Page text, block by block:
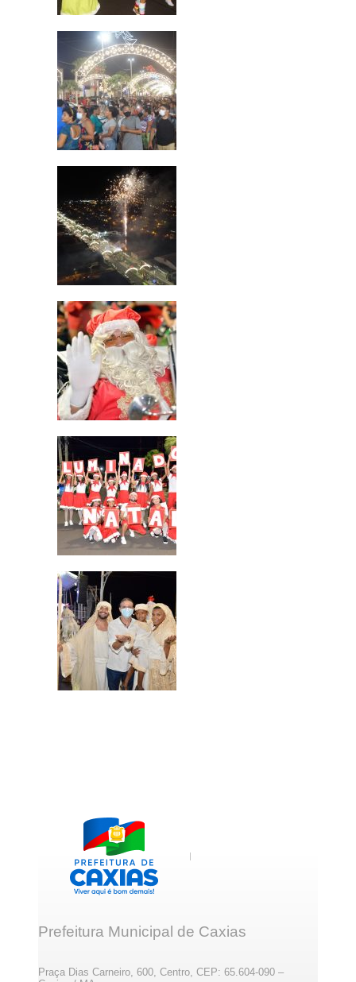
Prefeitura Municipal de Caxias
Praça Dias Carneiro, 600, Centro, CEP: 65.604-090 –